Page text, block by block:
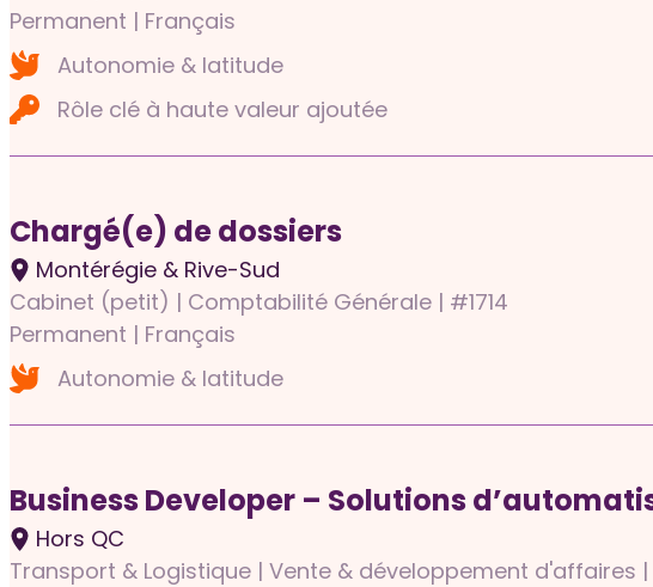
Permanent | Français
Autonomie & latitude
Rôle clé à haute valeur ajoutée
Chargé(e) de dossiers
Montérégie & Rive-Sud
Cabinet (petit) | Comptabilité Générale | #1714
Permanent | Français
Autonomie & latitude
Business Developer – Solutions
Hors QC
Transport & Logistique | Vente & développement d'affaires